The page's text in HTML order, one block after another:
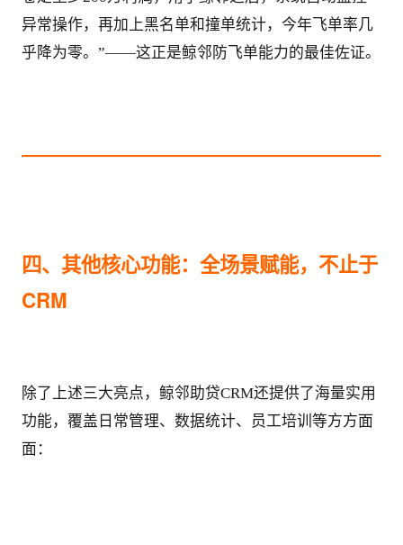
异常操作，再加上黑名单和撞单统计，今年飞单率几
乎降为零。”——这正是鲸邻防飞单能力的最佳佐证。
四、其他核心功能：全场景赋能，不止于
CRM
除了上述三大亮点，鲸邻助贷CRM还提供了海量实用
功能，覆盖日常管理、数据统计、员工培训等方方面
面：